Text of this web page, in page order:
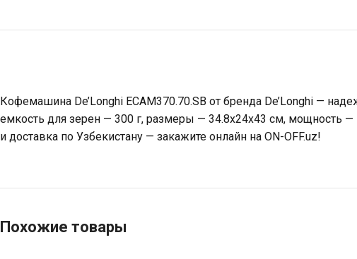
Кофемашина De’Longhi ECAM370.70.SB от бренда De’Longhi —
емкость для зерен — 300 г, размеры — 34.8x24x43 см, мощность
и доставка по Узбекистану — закажите онлайн на ON-OFF.uz!
Похожие товары